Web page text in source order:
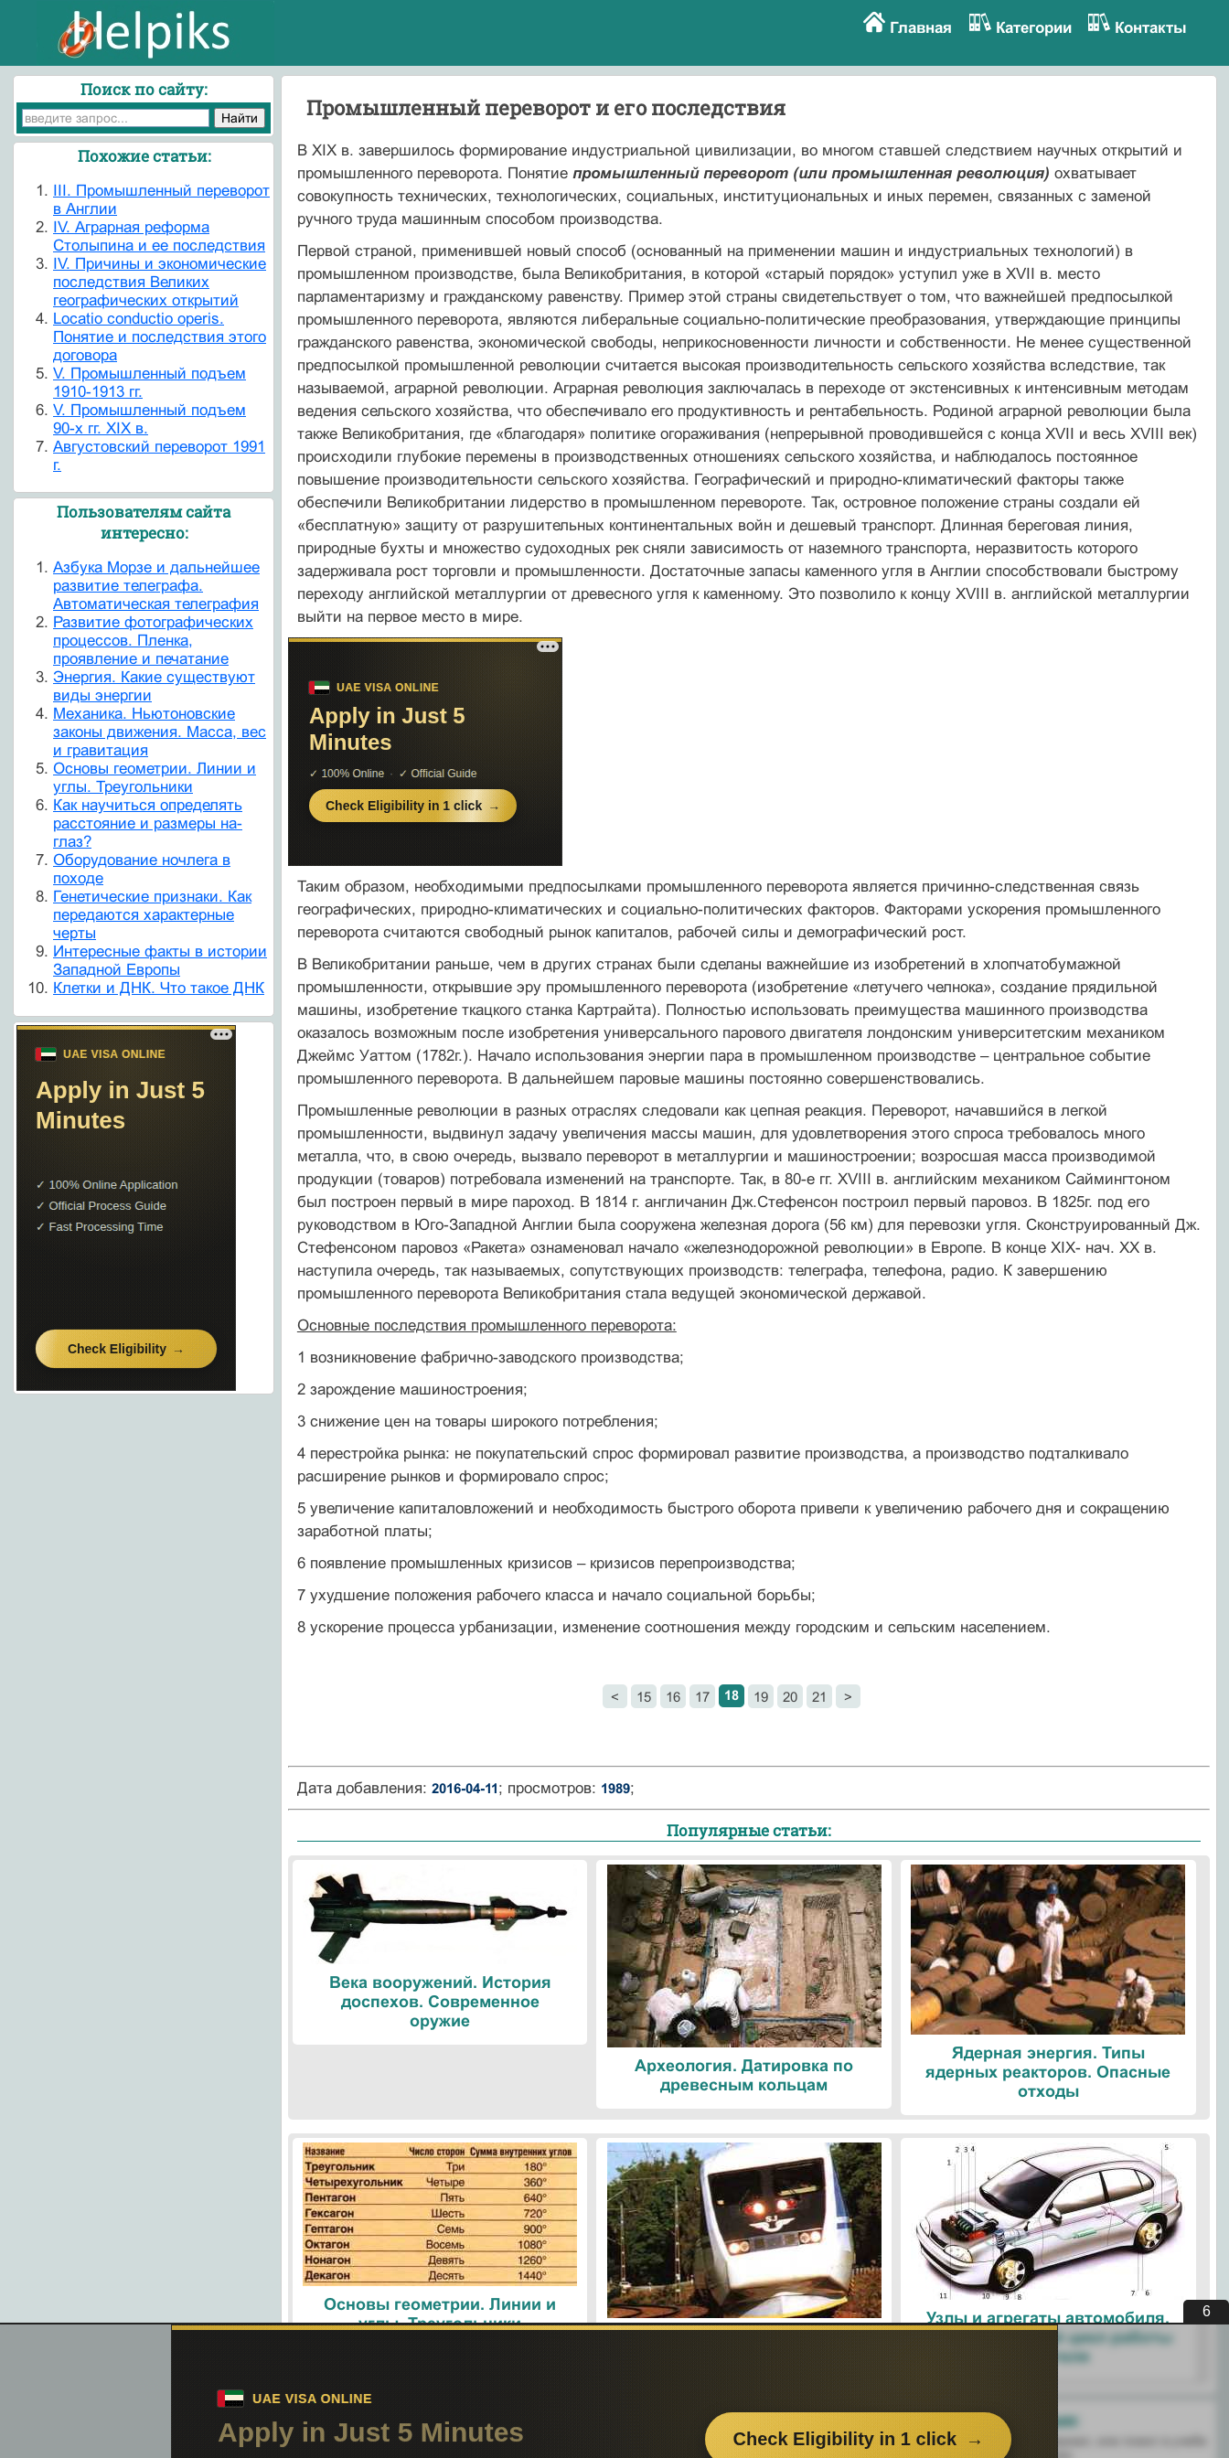
Главная Категории Контакты
Промышленный переворот и его последствия
В ХIХ в. завершилось формирование индустриальной цивилизации, во многом ставшей следствием научных открытий и
промышленного переворота. Понятие промышленный переворот (или промышленная революция) охватывает
совокупность технических, технологических, социальных, институциональных и иных перемен, связанных с заменой
ручного труда машинным способом производства.
Первой страной, применившей новый способ (основанный на применении машин и индустриальных технологий) в
промышленном производстве, была Великобритания, в которой «старый порядок» уступил уже в ХVII в. место
парламентаризму и гражданскому равенству. Пример этой страны свидетельствует о том, что важнейшей предпосылкой
промышленного переворота, являются либеральные социально-политические преобразования, утверждающие принципы
гражданского равенства, экономической свободы, неприкосновенности личности и собственности. Не менее существенной
предпосылкой промышленной революции считается высокая производительность сельского хозяйства вследствие, так
называемой, аграрной революции. Аграрная революция заключалась в переходе от экстенсивных к интенсивным методам
ведения сельского хозяйства, что обеспечивало его продуктивность и рентабельность. Родиной аграрной революции была
также Великобритания, где «благодаря» политике огораживания (непрерывной проводившейся с конца ХVII и весь ХVIII век)
происходили глубокие перемены в производственных отношениях сельского хозяйства, и наблюдалось постоянное
повышение производительности сельского хозяйства. Географический и природно-климатический факторы также
обеспечили Великобритании лидерство в промышленном перевороте. Так, островное положение страны создали ей
«бесплатную» защиту от разрушительных континентальных войн и дешевый транспорт. Длинная береговая линия,
природные бухты и множество судоходных рек сняли зависимость от наземного транспорта, неразвитость которого
задерживала рост торговли и промышленности. Достаточные запасы каменного угля в Англии способствовали быстрому
переходу английской металлургии от древесного угля к каменному. Это позволило к концу ХVIII в. английской металлургии
выйти на первое место в мире.
Таким образом, необходимыми предпосылками промышленного переворота является причинно-следственная связь
географических, природно-климатических и социально-политических факторов. Факторами ускорения промышленного
переворота считаются свободный рынок капиталов, рабочей силы и демографический рост.
В Великобритании раньше, чем в других странах были сделаны важнейшие из изобретений в хлопчатобумажной
промышленности, открывшие эру промышленного переворота (изобретение «летучего челнока», создание прядильной
машины, изобретение ткацкого станка Картрайта). Полностью использовать преимущества машинного производства
оказалось возможным после изобретения универсального парового двигателя лондонским университетским механиком
Джеймс Уаттом (1782г.). Начало использования энергии пара в промышленном производстве – центральное событие
промышленного переворота. В дальнейшем паровые машины постоянно совершенствовались.
Промышленные революции в разных отраслях следовали как цепная реакция. Переворот, начавшийся в легкой
промышленности, выдвинул задачу увеличения массы машин, для удовлетворения этого спроса требовалось много
металла, что, в свою очередь, вызвало переворот в металлургии и машиностроении; возросшая масса производимой
продукции (товаров) потребовала изменений на транспорте. Так, в 80-е гг. ХVIII в. английским механиком Саймингтоном
был построен первый в мире пароход. В 1814 г. англичанин Дж.Стефенсон построил первый паровоз. В 1825г. под его
руководством в Юго-Западной Англии была сооружена железная дорога (56 км) для перевозки угля. Сконструированный Дж.
Стефенсоном паровоз «Ракета» ознаменовал начало «железнодорожной революции» в Европе. В конце ХIХ- нач. ХХ в.
наступила очередь, так называемых, сопутствующих производств: телеграфа, телефона, радио. К завершению
промышленного переворота Великобритания стала ведущей экономической державой.
Основные последствия промышленного переворота:
1 возникновение фабрично-заводского производства;
2 зарождение машиностроения;
3 снижение цен на товары широкого потребления;
4 перестройка рынка: не покупательский спрос формировал развитие производства, а производство подталкивало
расширение рынков и формировало спрос;
5 увеличение капиталовложений и необходимость быстрого оборота привели к увеличению рабочего дня и сокращению
заработной платы;
6 появление промышленных кризисов – кризисов перепроизводства;
7 ухудшение положения рабочего класса и начало социальной борьбы;
8 ускорение процесса урбанизации, изменение соотношения между городским и сельским населением.
< 15 16 17 18 19 20 21 >
Дата добавления: 2016-04-11; просмотров: 1989;
Популярные статьи:
Века вооружений. История
доспехов. Современное
оружие
Археология. Датировка по
древесным кольцам
Ядерная энергия. Типы
ядерных реакторов. Опасные
отходы
Основы геометрии. Линии и
углы. Треугольники
Поезда. Современные
Узлы и агрегаты автомобиля.
Четырехтактный цикл работы
двигателя
Поиск по сайту:
Похожие статьи:
III. Промышленный переворот
в Англии
IV. Аграрная реформа
Столыпина и ее последствия
IV. Причины и экономические
последствия Великих
географических открытий
Locatio conductio operis.
Понятие и последствия этого
договора
V. Промышленный подъем
1910-1913 гг.
V. Промышленный подъем
90-х гг. XIX в.
Августовский переворот 1991
г.
Пользователям сайта
интересно:
Азбука Морзе и дальнейшее
развитие телеграфа.
Автоматическая телеграфия
Развитие фотографических
процессов. Пленка,
проявление и печатание
Энергия. Какие существуют
виды энергии
Механика. Ньютоновские
законы движения. Масса, вес
и гравитация
Основы геометрии. Линии и
углы. Треугольники
Как научиться определять
расстояние и размеры на-
глаз?
Оборудование ночлега в
походе
Генетические признаки. Как
передаются характерные
черты
Интересные факты в истории
Западной Европы
Клетки и ДНК. Что такое ДНК
Поиск по сайту: Поделитесь с друзьями:
Если вам перенёс пользу информационный материал, или помог в учебе
5